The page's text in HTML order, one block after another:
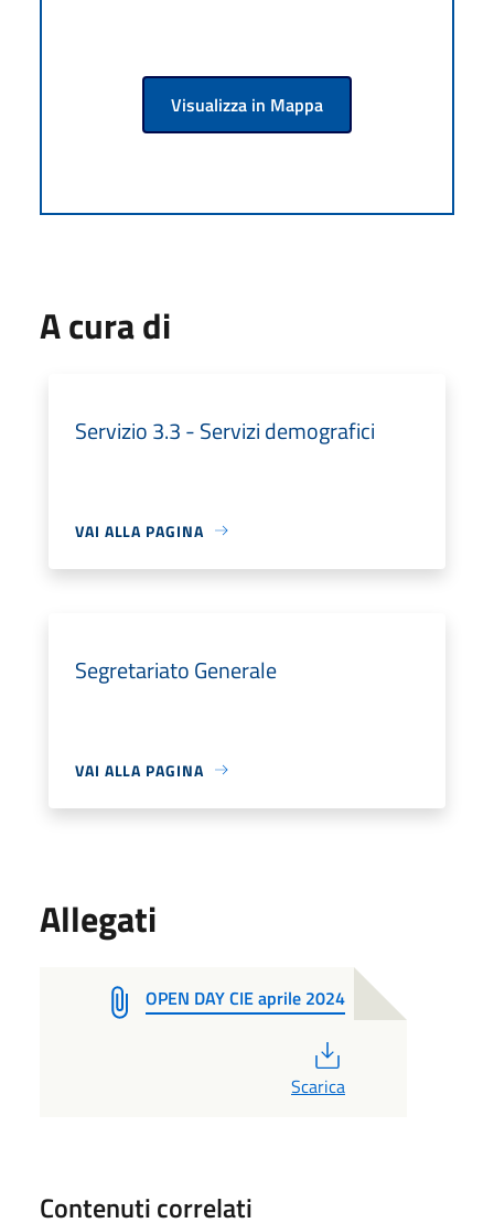
Visualizza in Mappa
A cura di
Servizio 3.3 - Servizi demografici
VAI ALLA PAGINA
Segretariato Generale
VAI ALLA PAGINA
Allegati
OPEN DAY CIE aprile 2024
Scarica
Contenuti correlati